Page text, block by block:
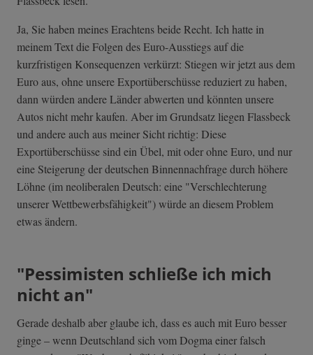
Ja, Sie haben meines Erachtens beide Recht. Ich hatte in
meinem Text die Folgen des Euro-Ausstiegs auf die
kurzfristigen Konsequenzen verkürzt: Stiegen wir jetzt aus dem
Euro aus, ohne unsere Exportüberschüsse reduziert zu haben,
dann würden andere Länder abwerten und könnten unsere
Autos nicht mehr kaufen. Aber im Grundsatz liegen Flassbeck
und andere auch aus meiner Sicht richtig: Diese
Exportüberschüsse sind ein Übel, mit oder ohne Euro, und nur
eine Steigerung der deutschen Binnennachfrage durch höhere
Löhne (im neoliberalen Deutsch: eine "Verschlechterung
unserer Wettbewerbsfähigkeit") würde an diesem Problem
etwas ändern.
"Pessimisten schließe ich mich
nicht an"
Gerade deshalb aber glaube ich, dass es auch mit Euro besser
ginge – wenn Deutschland sich vom Dogma einer falsch